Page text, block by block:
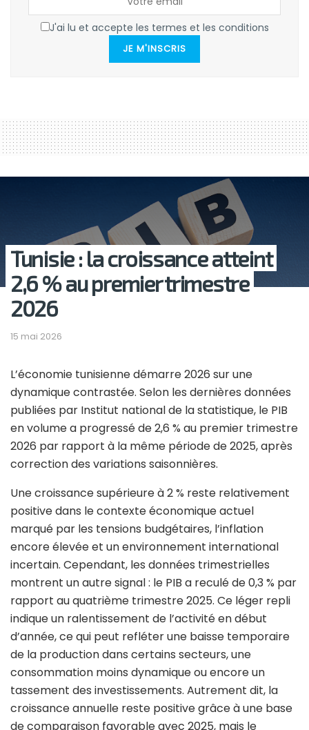
J'ai lu et accepte les termes et les conditions
JE M'INSCRIS
Tunisie : la croissance atteint
2,6 % au premier trimestre
2026
15 mai 2026
L’économie tunisienne démarre 2026 sur une
dynamique contrastée. Selon les dernières données
publiées par Institut national de la statistique, le PIB
en volume a progressé de 2,6 % au premier trimestre
2026 par rapport à la même période de 2025, après
correction des variations saisonnières.
Une croissance supérieure à 2 % reste relativement
positive dans le contexte économique actuel
marqué par les tensions budgétaires, l’inflation
encore élevée et un environnement international
incertain. Cependant, les données trimestrielles
montrent un autre signal : le PIB a reculé de 0,3 % par
rapport au quatrième trimestre 2025. Ce léger repli
indique un ralentissement de l’activité en début
d’année, ce qui peut refléter une baisse temporaire
de la production dans certains secteurs, une
consommation moins dynamique ou encore un
tassement des investissements. Autrement dit, la
croissance annuelle reste positive grâce à une base
de comparaison favorable avec 2025, mais le